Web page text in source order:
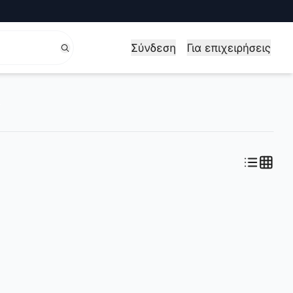
Σύνδεση Για επιχειρήσεις